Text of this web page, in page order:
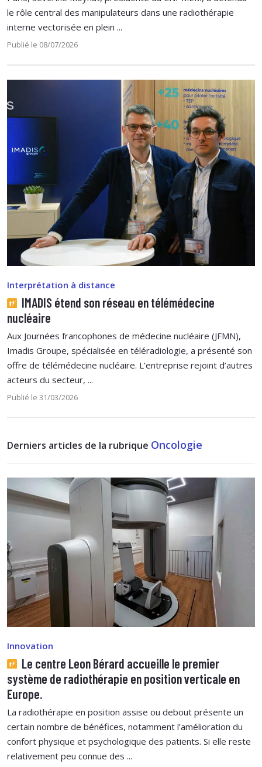
le rôle central des manipulateurs dans une radiothérapie
interne vectorisée en plein ...
Publié le 08/07/2026
Interprétation à distance
IMADIS étend son réseau en télémédecine
nucléaire
Aux Journées francophones de médecine nucléaire (JFMN),
Imadis Groupe, spécialisée en téléradiologie, a présenté son
offre de télémédecine nucléaire. L’entreprise rejoint d’autres
acteurs du secteur, ...
Publié le 31/03/2026
Derniers articles de la rubrique Oncologie
Innovation
Le centre Leon Bérard accueille le premier
système de radiothérapie en position verticale en
Europe.
La radiothérapie en position assise ou debout présente un
certain nombre de bénéfices, notamment l’amélioration du
confort physique et psychologique des patients. Si elle reste
relativement peu connue des ...